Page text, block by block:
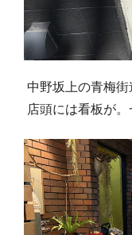
中野坂上の青梅街
店頭には看板が